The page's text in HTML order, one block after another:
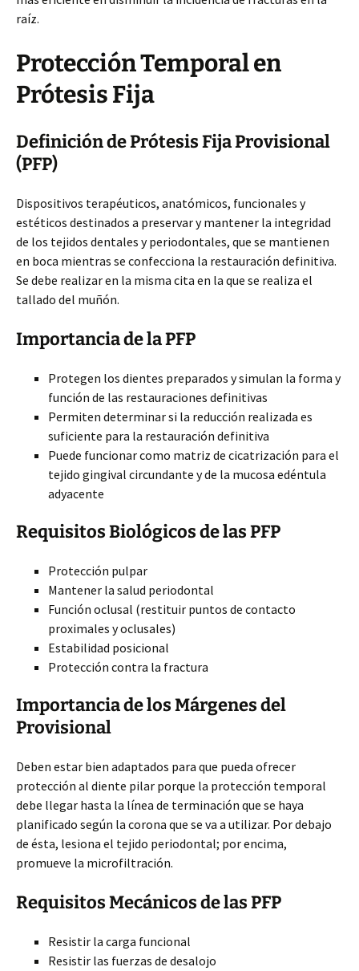
raíz.
Protección Temporal en
Prótesis Fija
Definición de Prótesis Fija Provisional
(PFP)
Dispositivos terapéuticos, anatómicos, funcionales y
estéticos destinados a preservar y mantener la integridad
de los tejidos dentales y periodontales, que se mantienen
en boca mientras se confecciona la restauración definitiva.
Se debe realizar en la misma cita en la que se realiza el
tallado del muñón.
Importancia de la PFP
Protegen los dientes preparados y simulan la forma y
función de las restauraciones definitivas
Permiten determinar si la reducción realizada es
suficiente para la restauración definitiva
Puede funcionar como matriz de cicatrización para el
tejido gingival circundante y de la mucosa edéntula
adyacente
Requisitos Biológicos de las PFP
Protección pulpar
Mantener la salud periodontal
Función oclusal (restituir puntos de contacto
proximales y oclusales)
Estabilidad posicional
Protección contra la fractura
Importancia de los Márgenes del
Provisional
Deben estar bien adaptados para que pueda ofrecer
protección al diente pilar porque la protección temporal
debe llegar hasta la línea de terminación que se haya
planificado según la corona que se va a utilizar. Por debajo
de ésta, lesiona el tejido periodontal; por encima,
promueve la microfiltración.
Requisitos Mecánicos de las PFP
Resistir la carga funcional
Resistir las fuerzas de desalojo